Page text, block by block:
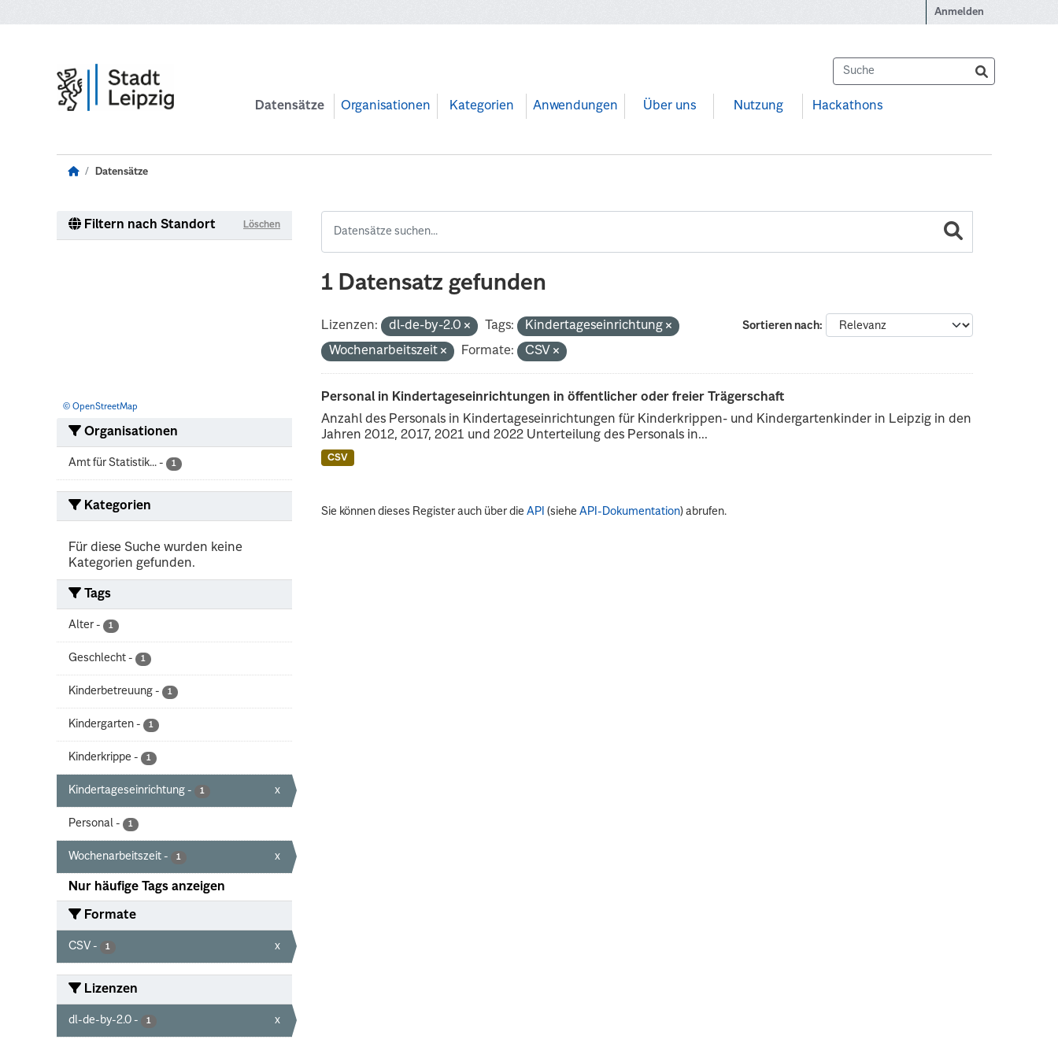
Anmelden
Datensätze Organisationen Kategorien Anwendungen Über uns Nutzung Hackathons
Datensätze
Filtern nach Standort Löschen
© OpenStreetMap
Organisationen
Amt für Statistik... - 1
Kategorien
Für diese Suche wurden keine
Kategorien gefunden.
Tags
Alter - 1
Geschlecht - 1
Kinderbetreuung - 1
Kindergarten - 1
Kinderkrippe - 1
Kindertageseinrichtung - 1 x
Personal - 1
Wochenarbeitszeit - 1 x
Nur häufige Tags anzeigen
Formate
CSV - 1 x
Lizenzen
dl-de-by-2.0 - 1 x
1 Datensatz gefunden
Sortieren nach
Lizenzen: dl-de-by-2.0 Tags:
Kindertageseinrichtung
Wochenarbeitszeit
Formate: CSV
Personal in Kindertageseinrichtungen in öffentlicher oder freier Trägerschaft
Anzahl des Personals in Kindertageseinrichtungen für Kinderkrippen- und Kindergartenkinder in Leipzig in den
Jahren 2012, 2017, 2021 und 2022 Unterteilung des Personals in...
CSV
Sie können dieses Register auch über dieAPI (sieheAPI-Dokumentation) abrufen.